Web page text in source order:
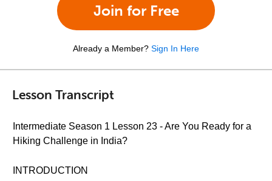
Join for Free
Already a Member? Sign In Here
Lesson Transcript
Intermediate Season 1 Lesson 23 - Are You Ready for a
Hiking Challenge in India?
INTRODUCTION